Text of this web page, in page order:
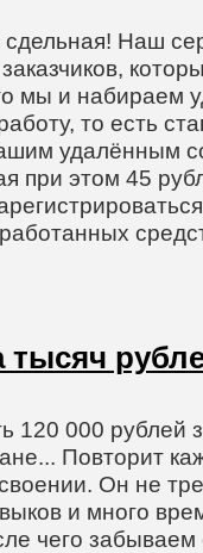
Наш
мы и набираем
то есть
удалённым
при этом 45
тысяч
120 000 рублей
Повторит
Он не
и много
чего